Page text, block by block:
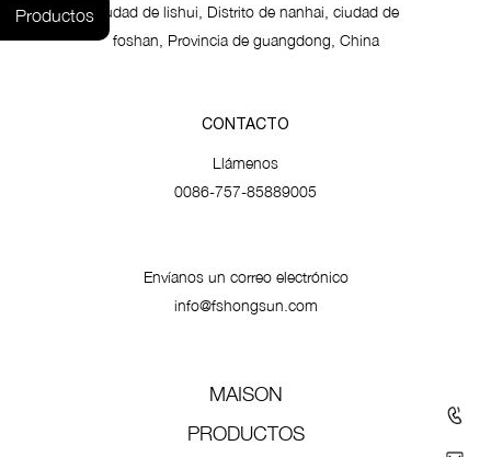
Productosciudad de lishui, Distrito de nanhai, ciudad de
foshan, Provincia de guangdong, China
CONTACTO
Llámenos
0086-757-85889005
Envíanos un correo electrónico
info@fshongsun.com
MAISON
PRODUCTOS